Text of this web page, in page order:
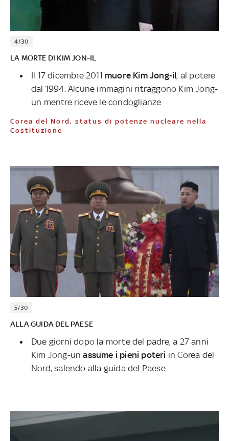
4/30
LA MORTE DI KIM JON-IL
Il 17 dicembre 2011 muore Kim Jong-il, al potere
dal 1994. Alcune immagini ritraggono Kim Jong-
un mentre riceve le condoglianze
Corea del Nord, status di potenze nucleare nella
Costituzione
5/30
ALLA GUIDA DEL PAESE
Due giorni dopo la morte del padre, a 27 anni
Kim Jong-unassume i pieni poteri in Corea del
Nord, salendo alla guida del Paese